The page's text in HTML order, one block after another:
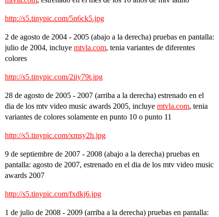
http://s5.tinypic.com/5n6ck5.jpg
2 de agosto de 2004 - 2005 (abajo a la derecha) pruebas en pantalla:
julio de 2004, incluye mtvla.com, tenia variantes de diferentes
colores
http://s5.tinypic.com/2iiy79t.jpg
28 de agosto de 2005 - 2007 (arriba a la derecha) estrenado en el
dia de los mtv video music awards 2005, incluye mtvla.com, tenia
variantes de colores solamente en punto 10 o punto 11
http://s5.tinypic.com/xmsy2h.jpg
9 de septiembre de 2007 - 2008 (abajo a la derecha) pruebas en
pantalla: agosto de 2007, estrenado en el dia de los mtv video music
awards 2007
http://s5.tinypic.com/fxdkj6.jpg
1 de julio de 2008 - 2009 (arriba a la derecha) pruebas en pantalla: